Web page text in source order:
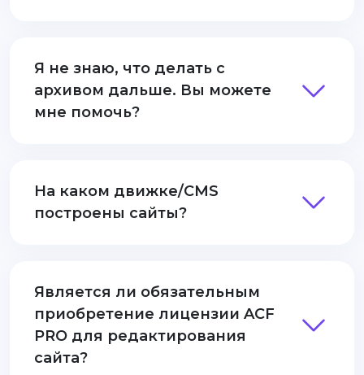
Я не знаю, что делать с
архивом дальше. Вы можете
мне помочь?
На каком движке/CMS
построены сайты?
Является ли обязательным
приобретение лицензии ACF
PRO для редактирования
сайта?